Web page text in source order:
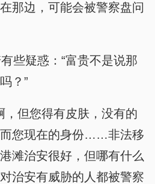
那边，可能会被警察盘问
些疑惑：“富贵不是说那
？”
，但您得有皮肤，没有的
您现在的身份……非法移
滩治安很好，但哪有什么
治安有威胁的人都被警察